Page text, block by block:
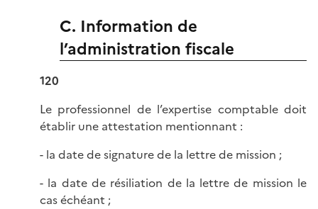
C. Information de
l’administration fiscale
120
Le professionnel de l’expertise comptable doit
établir une attestation mentionnant :
- la date de signature de la lettre de mission ;
- la date de résiliation de la lettre de mission le
cas échéant ;